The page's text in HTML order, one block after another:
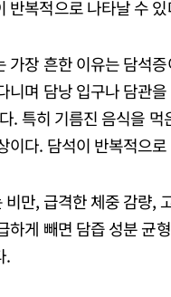
반복적으로 나타날 수
가장 흔한 이유는 담석
니며 담낭 입구나 담관
. 특히 기름진 음식을
이다. 담석이 반복적으
만, 급격한 체중 감량,
하게 빼면 담즙 성분 균
.